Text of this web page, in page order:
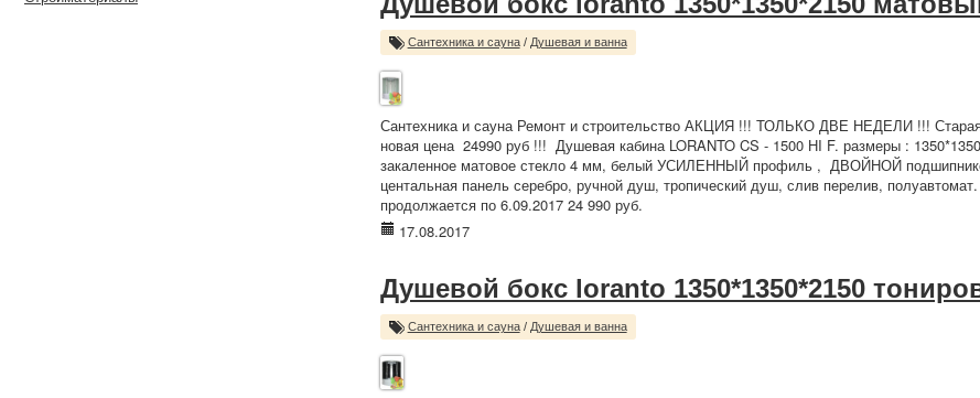
Сантехника и сауна/ Душевая и ванна
Сантехника и сауна Ремонт и строительство АКЦИЯ !!! ТОЛЬКО ДВЕ НЕДЕЛИ !!!
новая цена 24990 руб !!! Душевая кабина LORANTO CS - 1500 НI F. размеры :
закаленное матовое стекло 4 мм, белый УСИЛЕННЫЙ профиль , ДВОЙНОЙ
центальная панель серебро, ручной душ, тропический душ, слив перелив,
продолжается по 6.09.2017 24 990 руб.
17.08.2017
Душевой бокс loranto 1350*1350*2150
Сантехника и сауна/ Душевая и ванна